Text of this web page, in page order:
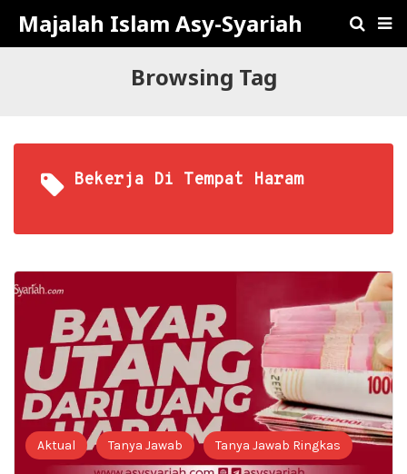
Majalah Islam Asy-Syariah
Browsing Tag
Bekerja Di Tempat Haram
Aktual Tanya Jawab Tanya Jawab Ringkas